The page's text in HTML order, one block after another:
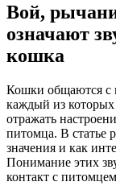
Вой,
означают
кошка
Кошки общаются с
каждый из которых
отражать
питомца. В статье
значения и как
Понимание этих
контакт с